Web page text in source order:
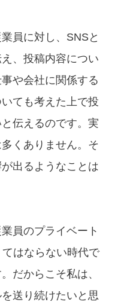
員に対し、SNSと
、投稿内容につい
や会社に関係する
ても考えた上で投
伝えるのです。実
くありません。そ
出るようなことは
員のプライベート
はならない時代で
だからこそ私は、
送り続けたいと思